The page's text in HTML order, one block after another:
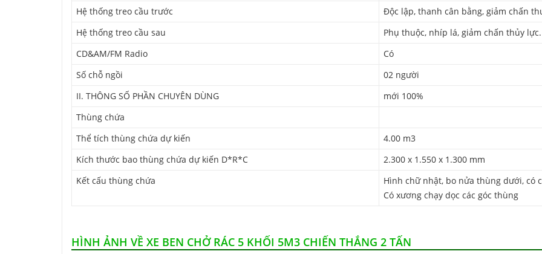
Hệ thống treo cầu trước
Độc lập, thanh cân bằng, giảm chấn
Hệ thống treo cầu sau
Phụ thuộc, nhíp lá, giảm chấn thủy lực.
CD&AM/FM Radio
Có
Số chỗ ngồi
02 người
II. THÔNG SỐ PHẦN CHUYÊN DÙNG
mới 100%
Thùng chứa
Thể tích thùng chứa dự kiến
4.00 m3
Kích thước bao thùng chứa dự kiến D*R*C
2.300 x 1.550 x 1.300 mm
Kết cấu thùng chứa
Hình chữ nhật, bo nửa thùng dưới, có
Có xương chạy dọc các góc thùng
HÌNH ẢNH VỀ XE BEN CHỞ RÁC 5 KHỐI 5M3 CHIẾN THẮNG 2 TẤN